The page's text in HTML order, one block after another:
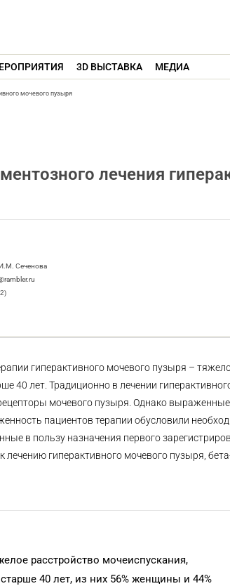
3D ВЫСТАВКА МЕДИА
мочевого пузыря
лечения
Сеченова
гиперактивного мочевого пузыря –
40 лет. Традиционно в лечении
мочевого пузыря. Однако
пациентов терапии обусловили
в пользу назначения первого
гиперактивного мочевого пузыря,
расстройство мочеиспускания,
40 лет, из них 56% женщины и 44%